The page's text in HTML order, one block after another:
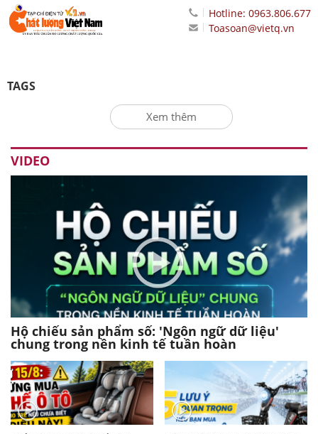
Hotline: 0963.806.677
Toasoan@vietq.vn
TAGS
Xem thêm
VIDEO
Hộ chiếu sản phẩm số: 'Ngôn ngữ dữ liệu'
chung trong nền kinh tế tuần hoàn